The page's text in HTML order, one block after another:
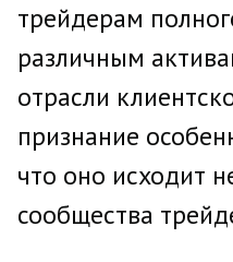
трейдерам
различным
отрасли
признание
что оно исходит
сообщества